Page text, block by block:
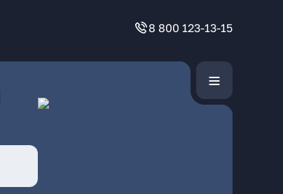
8 800 123-13-15